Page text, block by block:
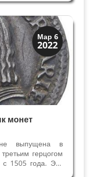
бронзой
передает нам
Мар 6
2022
монет
выпущена в
герцогом
1505 года. Это